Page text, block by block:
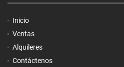
Inicio
Ventas
Alquileres
Contáctenos